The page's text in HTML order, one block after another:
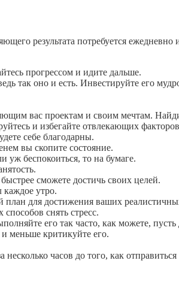
результата потребуется ежедневно
прогрессом и идите дальше.
так оно и есть. Инвестируйте его
вас проектам и своим мечтам.
и избегайте отвлекающих
себе благодарны.
вы скопите состояние.
уж беспокоиться, то на бумаге.
сможете достичь своих целей.
каждое утро.
для достижения ваших
снять стресс.
его так часто, как можете,
меньше критикуйте его.
часов до того, как отправиться